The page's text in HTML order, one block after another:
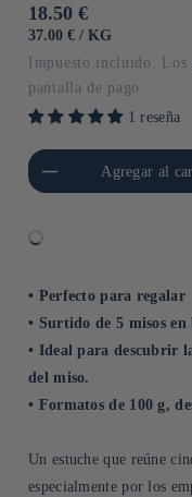
Precio
habitual
18.50 €
PRECIO
37.00 € / POR
KG
Impuesto incluido. Los
pantalla de pago.
1 reseña
para Default
Title
Agregar al
• Perfecto para regalar
• Surtido de 5 misos en
• Ideal para descubrir
del miso.
• Formatos de 100 g,
Un estuche que reúne
especialmente por los